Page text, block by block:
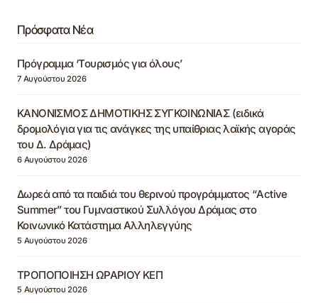
Πρόσφατα Νέα
Πρόγραμμα ‘Τουρισμός για όλους’
7 Αυγούστου 2026
ΚΑΝΟΝΙΣΜΟΣ ΔΗΜΟΤΙΚΗΣ ΣΥΓΚΟΙΝΩΝΙΑΣ (ειδικά
δρομολόγια για τις ανάγκες της υπαίθριας λαϊκής αγοράς
του Δ. Δράμας)
6 Αυγούστου 2026
Δωρεά από τα παιδιά του θερινού προγράμματος “Active
Summer” του Γυμναστικού Συλλόγου Δράμας στο
Κοινωνικό Κατάστημα Αλληλεγγύης
5 Αυγούστου 2026
ΤΡΟΠΟΠΟΙΗΣΗ ΩΡΑΡΙΟΥ ΚΕΠ
5 Αυγούστου 2026